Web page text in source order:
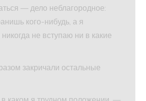
— дело неблагородное:
кого-нибудь, а я
не вступаю ни в какие
закричали остальные